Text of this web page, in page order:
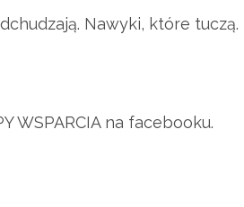
Nawyki, które tuczą.
WSPARCIA na facebooku.